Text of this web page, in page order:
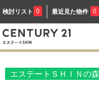
検討リスト 0 最近見た物件 0
エステートＳＨＩＮの